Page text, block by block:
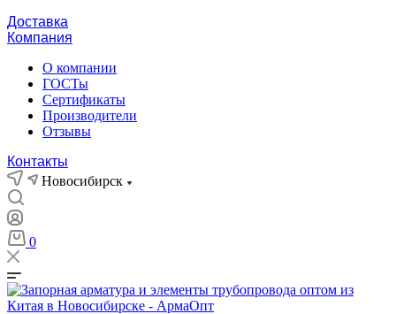
Доставка
Компания
О компании
ГОСТы
Сертификаты
Производители
Отзывы
Контакты
Новосибирск
0